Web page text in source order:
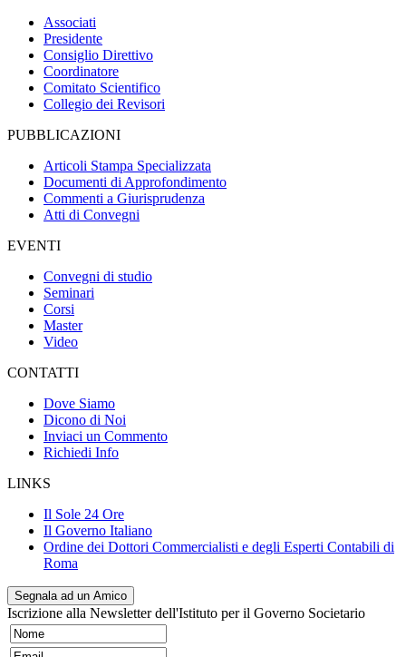
Associati
Presidente
Consiglio Direttivo
Coordinatore
Comitato Scientifico
Collegio dei Revisori
PUBBLICAZIONI
Articoli Stampa Specializzata
Documenti di Approfondimento
Commenti a Giurisprudenza
Atti di Convegni
EVENTI
Convegni di studio
Seminari
Corsi
Master
Video
CONTATTI
Dove Siamo
Dicono di Noi
Inviaci un Commento
Richiedi Info
LINKS
Il Sole 24 Ore
Il Governo Italiano
Ordine dei Dottori Commercialisti e degli Esperti Contabili di
Roma
Segnala ad un Amico
Iscrizione alla Newsletter dell'Istituto per il Governo Societario